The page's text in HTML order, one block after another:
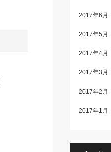
2017年6月
2017年5月
2017年4月
2017年3月
2017年2月
2017年1月